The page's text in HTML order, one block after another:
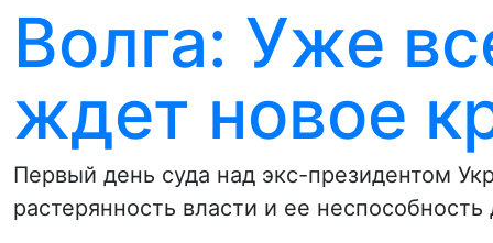
Волга: Уже
ждет новое
Первый день суда над экс-президентом
растерянность власти и ее